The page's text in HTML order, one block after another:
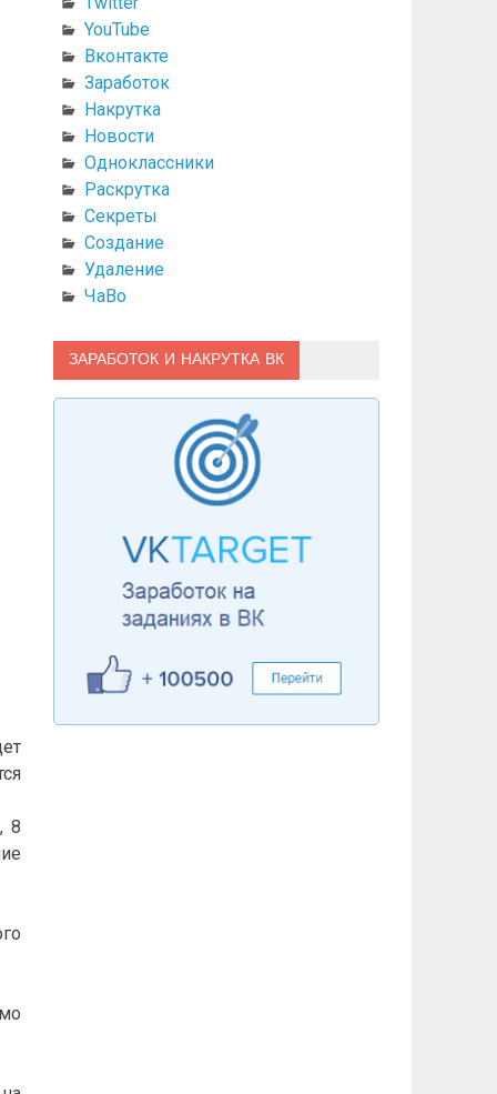
8
YouTube
Вконтакте
Заработок
Накрутка
Новости
Одноклассники
Раскрутка
Секреты
Создание
Удаление
ЧаВо
ЗАРАБОТОК И НАКРУТКА ВК